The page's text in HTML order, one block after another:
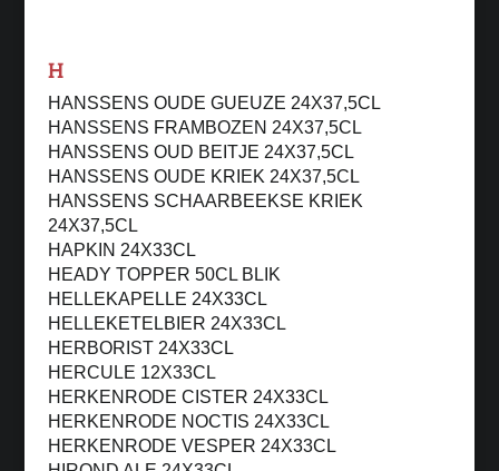
H
HANSSENS OUDE GUEUZE 24X37,5CL
HANSSENS FRAMBOZEN 24X37,5CL
HANSSENS OUD BEITJE 24X37,5CL
HANSSENS OUDE KRIEK 24X37,5CL
HANSSENS SCHAARBEEKSE KRIEK
24X37,5CL
HAPKIN 24X33CL
HEADY TOPPER 50CL BLIK
HELLEKAPELLE 24X33CL
HELLEKETELBIER 24X33CL
HERBORIST 24X33CL
HERCULE 12X33CL
HERKENRODE CISTER 24X33CL
HERKENRODE NOCTIS 24X33CL
HERKENRODE VESPER 24X33CL